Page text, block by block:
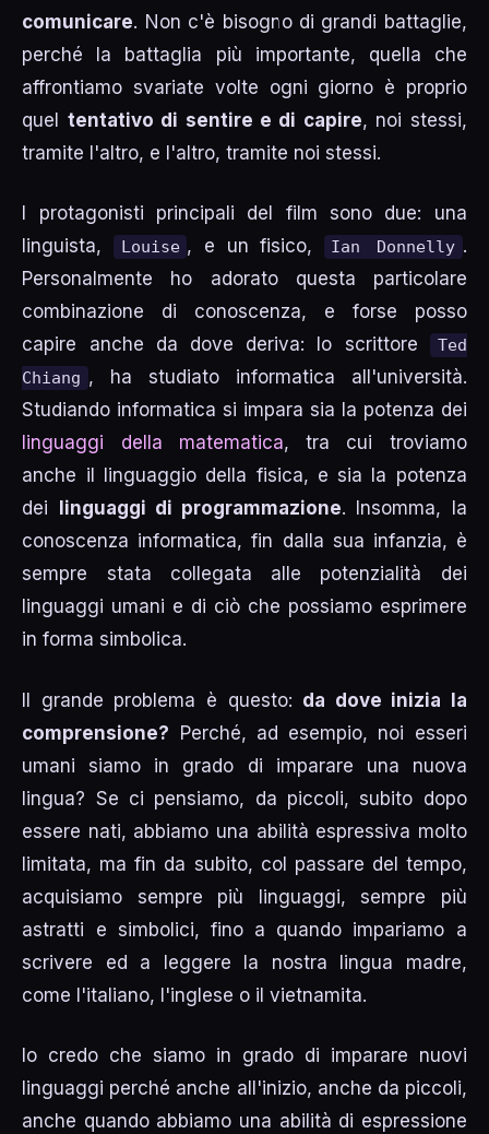
comunicare. Non c'è bisogno di grandi battaglie,
perché la battaglia più importante, quella che
affrontiamo svariate volte ogni giorno è proprio
quel tentativo di sentire e di capire, noi stessi,
tramite l'altro, e l'altro, tramite noi stessi.
I protagonisti principali del film sono due: una
linguista,
Louise , e un fisico, Ian Donnelly .
Personalmente ho adorato questa particolare
combinazione di conoscenza, e forse posso
capire anche da dove deriva: lo scrittore
Ted
Chiang , ha studiato informatica all'università.
Studiando informatica si impara sia la potenza dei
linguaggi della matematica, tra cui troviamo
anche il linguaggio della fisica, e sia la potenza
dei
linguaggi di programmazione. Insomma, la
conoscenza informatica, fin dalla sua infanzia, è
sempre stata collegata alle potenzialità dei
linguaggi umani e di ciò che possiamo esprimere
in forma simbolica.
Il grande problema è questo: da dove inizia la
comprensione? Perché, ad esempio, noi esseri
umani siamo in grado di imparare una nuova
lingua? Se ci pensiamo, da piccoli, subito dopo
essere nati, abbiamo una abilità espressiva molto
limitata, ma fin da subito, col passare del tempo,
acquisiamo sempre più linguaggi, sempre più
astratti e simbolici, fino a quando impariamo a
scrivere ed a leggere la nostra lingua madre,
come l'italiano, l'inglese o il vietnamita.
Io credo che siamo in grado di imparare nuovi
linguaggi perché anche all'inizio, anche da piccoli,
anche quando abbiamo una abilità di espressione